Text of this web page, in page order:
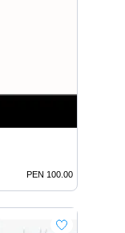
PEN 100.00